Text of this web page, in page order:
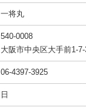
一将丸
540-0008
大阪市中央区大手前1-
06-4397-3925
日